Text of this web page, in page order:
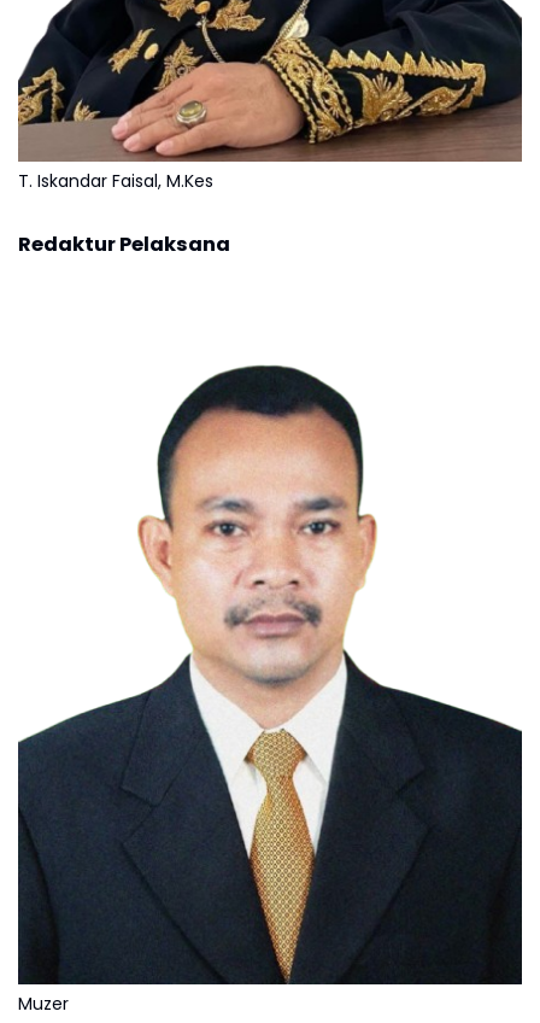
T. Iskandar Faisal, M.Kes
Redaktur Pelaksana
Muzer